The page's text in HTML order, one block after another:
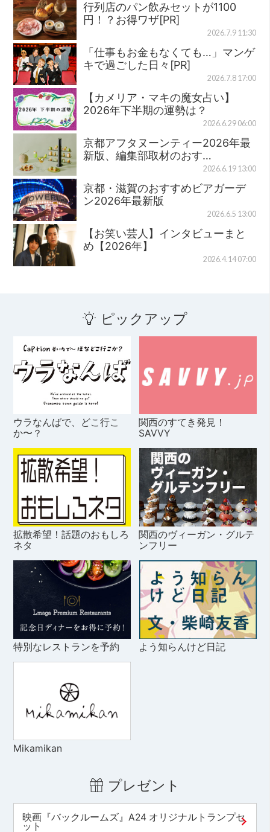
行列店のパン飲みセットが1100
円！？お得ワザ[PR]
2026.7.9 11:30
「仕事もお金もなくても…」マンゲ
キで過ごした日々[PR]
2026.7.8 17:00
【カメリア・マキの魔女占い】
2026年下半期の運勢は？
2026.6.29 06:00
京都アフタヌーンティー2026年最
新版、編集部取材のおす…
2026.6.19 13:00
京都・滋賀のおすすめビアガーデ
ン2026年最新版
2026.6.5 13:00
【お笑い芸人】インタビューまと
め【2026年】
2026.4.14 07:00
ピックアップ
ウラなんばで、どこ行こ
か〜？
関西のすてき発見！
SAVVY
拡散希望！話題のおもしろ
ネタ
関西のヴィーガン・グルテ
ンフリー
特別なレストランを予約 よう知らんけど日記
Mikamikan
プレゼント
映画『バックルームズ』A24 オリジナルトランプセ
ット